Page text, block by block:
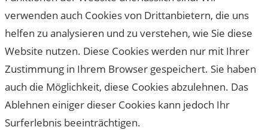
verwenden auch Cookies von Drittanbietern, die uns
helfen zu analysieren und zu verstehen, wie Sie diese
Website nutzen. Diese Cookies werden nur mit Ihrer
Zustimmung in Ihrem Browser gespeichert. Sie haben
auch die Möglichkeit, diese Cookies abzulehnen. Das
Ablehnen einiger dieser Cookies kann jedoch Ihr
Surferlebnis beeinträchtigen.